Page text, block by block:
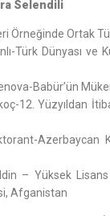
Selendili
Örneğinde Ortak
Türk Dünyası
Babür’ün
12. Yüzyıldan
Azerbaycan
– Yüksek
Afganistan